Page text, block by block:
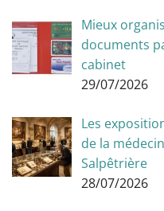
Mieux
documents
cabinet
29/07/2026
Les
de la
Salpêtrière
28/07/2026